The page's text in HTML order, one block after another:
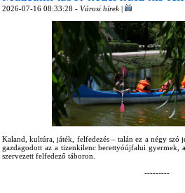
2026-07-16 08:33:28 - Városi hírek |
Kaland, kultúra, játék, felfedezés – talán ez a négy
gazdagodott az a tizenkilenc berettyóújfalui gyermek,
szervezett felfedező táboron.
---------